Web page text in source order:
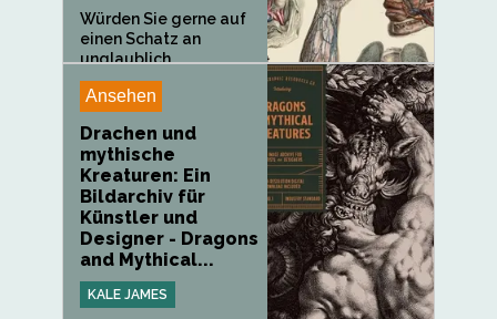
Würden Sie gerne auf
einen Schatz an
unglaublich...
Ansehen
Drachen und
mythische
Kreaturen: Ein
Bildarchiv für
Künstler und
Designer - Dragons
and Mythical...
KALE JAMES